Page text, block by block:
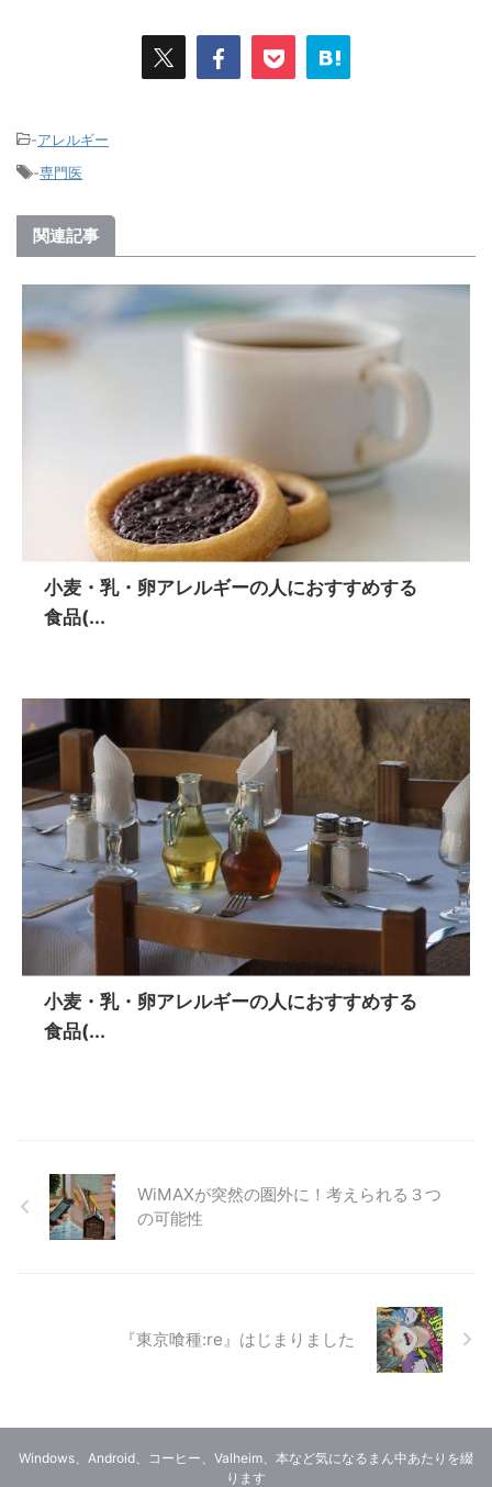
-アレルギー
-専門医
関連記事
小麦・乳・卵アレルギーの人におすすめする
食品(...
小麦・乳・卵アレルギーの人におすすめする
食品(...
WiMAXが突然の圏外に！考えられる３つ
の可能性
『東京喰種:re』はじまりました
Windows、Android、コーヒー、Valheim、本など気になるまん中あたりを綴
ります